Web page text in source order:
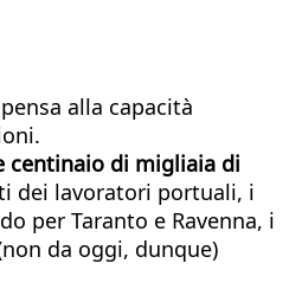
alla capacità
centinaio di migliaia di
dei lavoratori portuali, i
per Taranto e Ravenna, i
da oggi, dunque)